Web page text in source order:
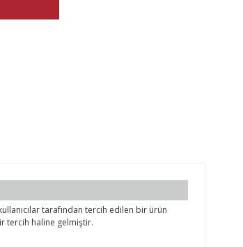
tarafından tercih edilen bir ürün
tercih haline gelmiştir.